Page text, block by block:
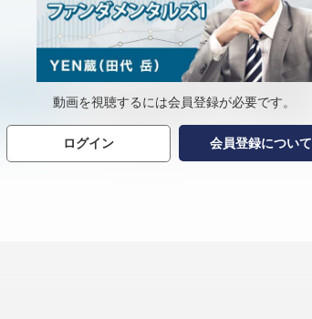
動画を視聴するには会員登録が必要です。
ログイン 会員登録について